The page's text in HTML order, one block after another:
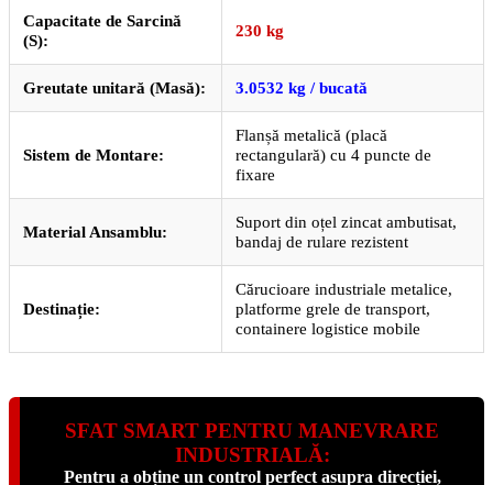
Capacitate de Sarcină
(S):
230 kg
Greutate unitară (Masă): 3.0532 kg / bucată
Sistem de Montare:
Flanșă metalică (placă
rectangulară) cu 4 puncte de
fixare
Material Ansamblu:
Suport din oțel zincat ambutisat,
bandaj de rulare rezistent
Destinație:
Cărucioare industriale metalice,
platforme grele de transport,
containere logistice mobile
SFAT SMART PENTRU MANEVRARE
INDUSTRIALĂ:
Pentru a obține un control perfect asupra direcției,